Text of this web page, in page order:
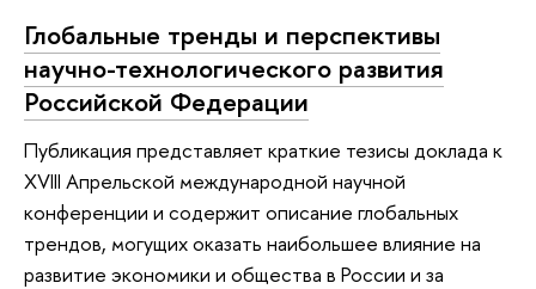
Глобальные тренды и перспективы
научно-технологического развития
Российской Федерации
Публикация представляет краткие тезисы доклада к
XVIII Апрельской международной научной
конференции и содержит описание глобальных
трендов, могущих оказать наибольшее влияние на
развитие экономики и общества в России и за